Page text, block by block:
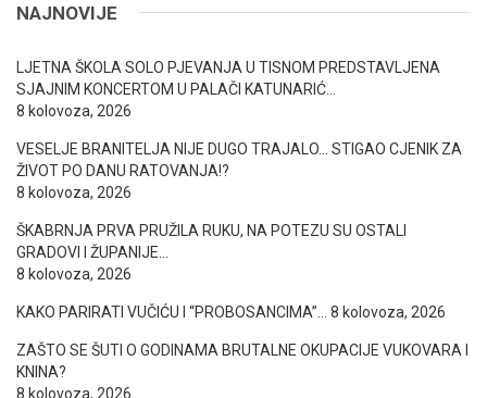
NAJNOVIJE
LJETNA ŠKOLA SOLO PJEVANJA U TISNOM PREDSTAVLJENA
SJAJNIM KONCERTOM U PALAČI KATUNARIĆ…
8 kolovoza, 2026
VESELJE BRANITELJA NIJE DUGO TRAJALO… STIGAO CJENIK ZA
ŽIVOT PO DANU RATOVANJA!?
8 kolovoza, 2026
ŠKABRNJA PRVA PRUŽILA RUKU, NA POTEZU SU OSTALI
GRADOVI I ŽUPANIJE…
8 kolovoza, 2026
KAKO PARIRATI VUČIĆU I “PROBOSANCIMA”… 8 kolovoza, 2026
ZAŠTO SE ŠUTI O GODINAMA BRUTALNE OKUPACIJE VUKOVARA I
KNINA?
8 kolovoza, 2026